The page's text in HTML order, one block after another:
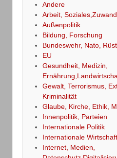
Andere
Arbeit,
Außenpolitik
Bildung, Forschung
Bundeswehr, Nato,
EU
Gesundheit, Medizin,
Gewalt, Terrorismus,
Kriminalität
Glaube, Kirche, Ethik,
Innenpolitik, Parteien
Internationale Politik
Internationale
Internet, Medien,